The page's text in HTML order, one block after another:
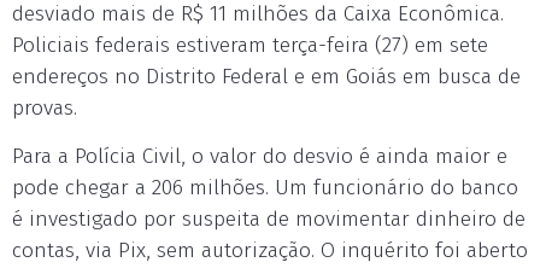
desviado mais de R$ 11 milhões da Caixa Econômica.
Policiais federais estiveram terça-feira (27) em sete
endereços no Distrito Federal e em Goiás em busca de
provas.
Para a Polícia Civil, o valor do desvio é ainda maior e
pode chegar a 206 milhões. Um funcionário do banco
é investigado por suspeita de movimentar dinheiro de
contas, via Pix, sem autorização. O inquérito foi aberto